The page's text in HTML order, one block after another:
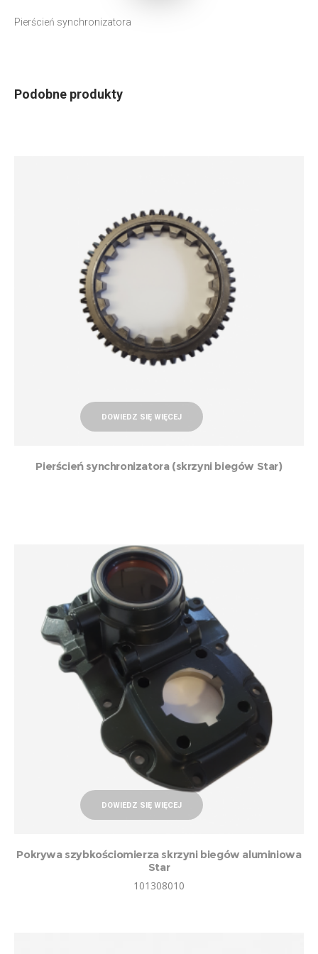
Pierścień synchronizatora
Podobne produkty
DOWIEDZ SIĘ WIĘCEJ
Pierścień synchronizatora (skrzyni biegów Star)
DOWIEDZ SIĘ WIĘCEJ
Pokrywa szybkościomierza skrzyni biegów aluminiowa
Star
101308010